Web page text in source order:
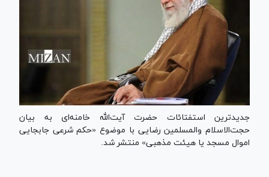
جدیدترین استفتائات حضرت آیت‌الله خامنه‌ای به بیان
حجت‌الاسلام والمسلمین رضایی با موضوع «حکم شرعی جابجایی
اموال مسجد یا هیئت مذهبی» منتشر شد.